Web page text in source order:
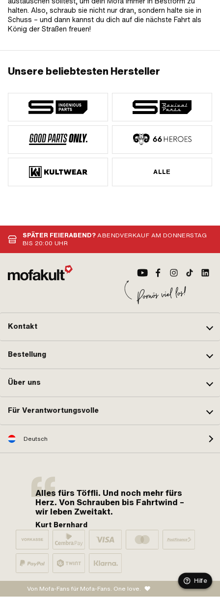
halten. Also, schraub sie nicht nur dran, sondern halte sie in
Schuss – und dann kannst du dich auf die nächste Fahrt als
König der Straßen freuen!
Unsere beliebtesten Hersteller
ALLE
SPÄTER FEIERABEND?ABENDVERKAUF AM DONNERSTAG
BIS 20:00 UHR
Kontakt
Bestellung
Über uns
Für Verantwortungsvolle
Deutsch
Alles fürs Töffli. Und noch mehr fürs
Herz. Von Schrauben bis Fahrtwind –
wir leben Zweitakt.
Kurt Bernhard
Von Mofa-Fans für Mofa-Fans. One love.
Hilfe